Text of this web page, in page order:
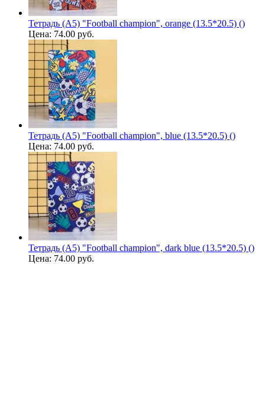
Тетрадь (A5) "Football champion", orange (13.5*20.5) ()
Цена: 74.00 руб.
Тетрадь (A5) "Football champion", blue (13.5*20.5) ()
Цена: 74.00 руб.
Тетрадь (A5) "Football champion", dark blue (13.5*20.5) ()
Цена: 74.00 руб.